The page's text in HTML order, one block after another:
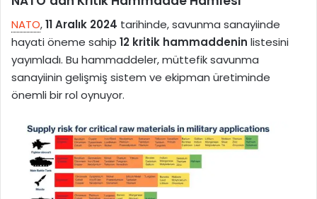
r
m
e
k
NATO,11 Aralık 2024 tarihinde, savunma sanayiinde
hayati öneme sahip 12 kritik hammaddenin listesini
yayımladı. Bu hammaddeler, müttefik savunma
sanayiinin gelişmiş sistem ve ekipman üretiminde
önemli bir rol oynuyor.